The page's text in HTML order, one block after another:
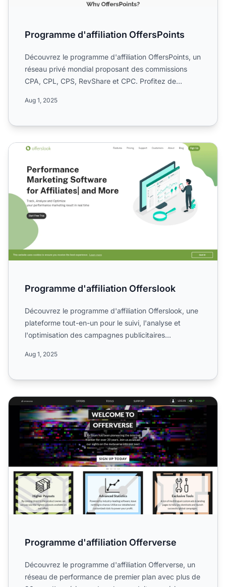
Programme d'affiliation OffersPoints
Découvrez le programme d'affiliation OffersPoints, un
réseau privé mondial proposant des commissions
CPA, CPL, CPS, RevShare et CPC. Profitez de
Aug 1, 2025
Programme d'affiliation Offerslook
Programme d'affiliation Offerslook
Découvrez le programme d'affiliation Offerslook, une
plateforme tout-en-un pour le suivi, l'analyse et
l'optimisation des campagnes publicitaires
Aug 1, 2025
Programme d'affiliation Offerverse
Programme d'affiliation Offerverse
Découvrez le programme d'affiliation Offerverse, un
réseau de performance de premier plan avec plus de